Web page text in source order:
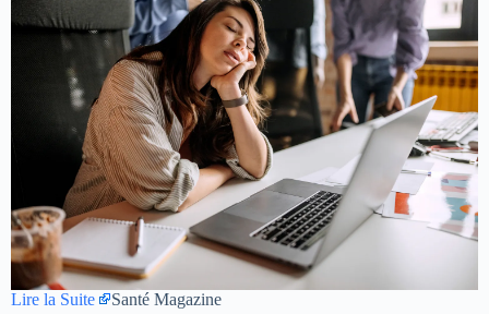
Lire la Suite Santé Magazine